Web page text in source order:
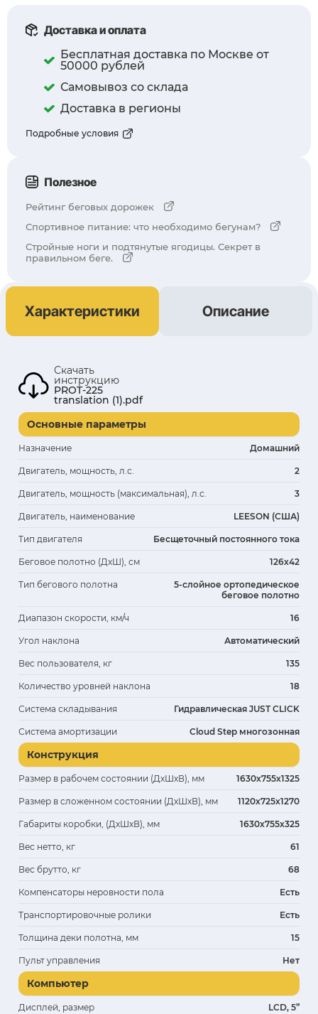
Доставка и оплата
Бесплатная доставка по Москве от
50000 рублей
Самовывоз со склада
Доставка в регионы
Подробные условия
Полезное
Рейтинг беговых дорожек
Спортивное питание: что необходимо бегунам?
Стройные ноги и подтянутые ягодицы. Секрет в
правильном беге.
Характеристики Описание
Скачать
инструкцию
PROT-225
translation (1).pdf
Основные параметры
Назначение Домашний
Двигатель, мощность, л.с. 2
Двигатель, мощность (максимальная), л.с. 3
Двигатель, наименование LEESON (США)
Тип двигателя Бесщеточный постоянного тока
Беговое полотно (ДхШ), см 126х42
Тип бегового полотна
5-слойное ортопедическое
беговое полотно
Диапазон скорости, км/ч 16
Угол наклона Автоматический
Вес пользователя, кг 135
Количество уровней наклона 18
Система складывания Гидравлическая JUST CLICK
Система амортизации Cloud Step многозонная
Конструкция
Размер в рабочем состоянии (ДхШхВ), мм 1630х755х1325
Размер в сложенном состоянии (ДхШхВ), мм 1120х725х1270
Габариты коробки, (ДхШхВ), мм 1630х755х325
Вес нетто, кг 61
Вес брутто, кг 68
Компенсаторы неровности пола Есть
Транспортировочные ролики Есть
Толщина деки полотна, мм 15
Пульт управления Нет
Компьютер
Дисплей, размер LCD, 5”